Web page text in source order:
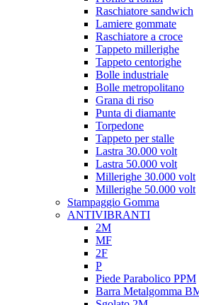
Raschiatore sandwich
Lamiere gommate
Raschiatore a croce
Tappeto millerighe
Tappeto centorighe
Bolle industriale
Bolle metropolitano
Grana di riso
Punta di diamante
Torpedone
Tappeto per stalle
Lastra 30.000 volt
Lastra 50.000 volt
Millerighe 30.000 volt
Millerighe 50.000 volt
Stampaggio Gomma
ANTIVIBRANTI
2M
MF
2F
P
Piede Parabolico PPM
Barra Metalgomma